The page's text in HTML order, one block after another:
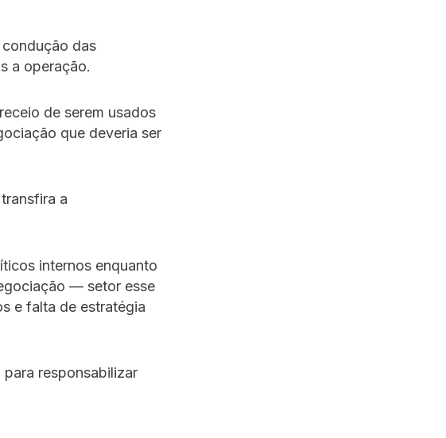
das
a operação.
de serem usados
que deveria ser
a
internos enquanto
— setor esse
e falta de estratégia
responsabilizar